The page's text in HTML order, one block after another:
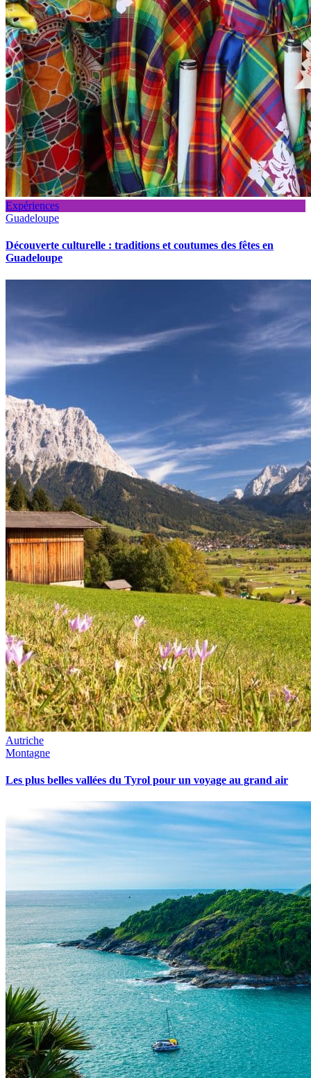
Expériences
Guadeloupe
Découverte culturelle : traditions et coutumes des fêtes en
Guadeloupe
Autriche
Montagne
Les plus belles vallées du Tyrol pour un voyage au grand air